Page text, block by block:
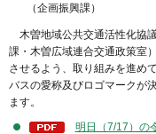
（企画振興課）
木曽地域公共交通活性化協
課・木曽広域連合交通政策室
させるよう、取り組みを進め
バスの愛称及びロゴマークが
ます。
明日（7/17）の